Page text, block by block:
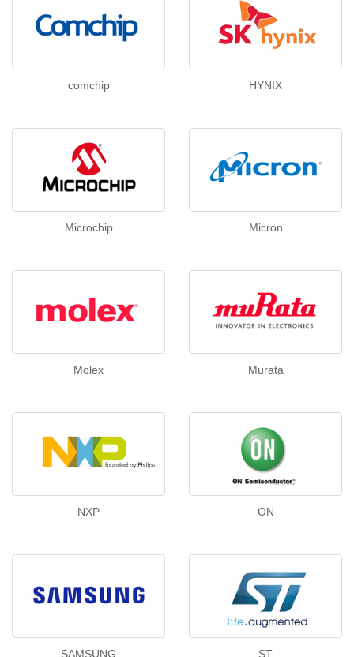
comchip HYNIX
Microchip Micron
Molex Murata
NXP ON
SAMSUNG ST